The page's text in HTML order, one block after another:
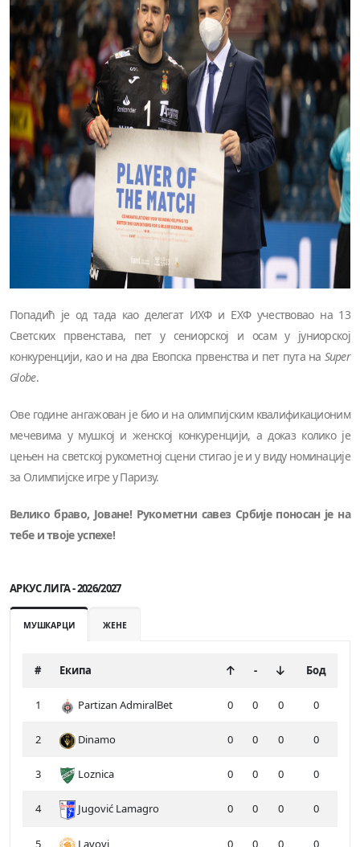
Попадић је од тада као делегат ИХФ и ЕХФ учествовао на 13
Светских првенстава, пет у сениорској и осам у јуниорској
конкуренцији, као и на два Евопска првенства и пет пута на Super
Globe.
Ове године ангажован је био и на олимпијским квалификационим
мечевима у мушкој и женској конкуренцији, а доказ колико је
цењен на светској рукометној сцени стигао је и у виду номинације
за Олимпијске игре у Паризу.
Велико браво, Јоване! Рукометни савез Србије поносан је на
тебе и твоје успехе!
АРКУС ЛИГА - 2026/2027
МУШКАРЦИ ЖЕНЕ
# Екипа - Бод
1 Partizan AdmiralBet 0 0 0 0
2 Dinamo 0 0 0 0
3 Loznica 0 0 0 0
4 Jugović Lamagro 0 0 0 0
5 Lavovi 0 0 0 0